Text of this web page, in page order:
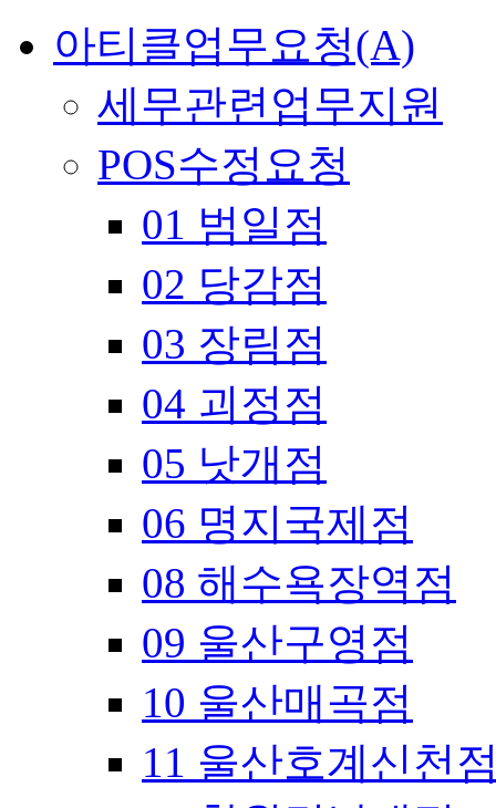
아티클업무요청(A)
세무관련업무지원
POS수정요청
01 범일점
02 당감점
03 장림점
04 괴정점
05 낫개점
06 명지국제점
08 해수욕장역점
09 울산구영점
10 울산매곡점
11 울산호계신천